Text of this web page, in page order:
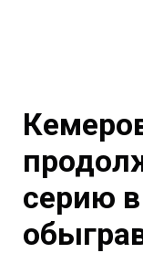
серию